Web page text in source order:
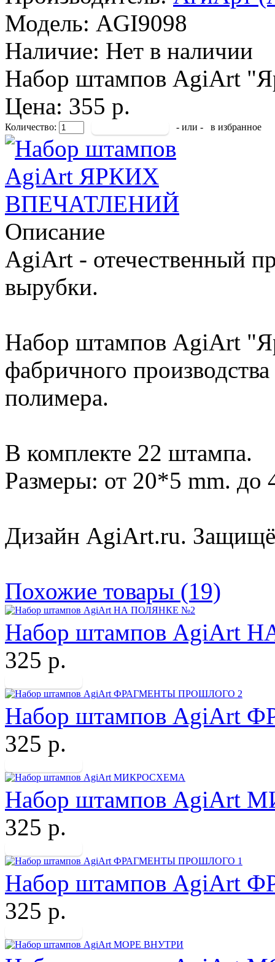
Модель: AGI9098
Наличие: Нет в наличии
Набор штампов AgiArt
Цена: 355 р.
Количество: - или - в избранное
Описание
AgiArt - отечественный
вырубки.
Набор штампов AgiArt
фабричного
полимера.
В комплекте 22 штампа.
Размеры: от 20*5 mm. до
Дизайн AgiArt.ru.
Похожие товары (19)
Набор штампов AgiArt
325 р.
Набор штампов
325 р.
Набор штампов AgiArt
325 р.
Набор штампов
325 р.